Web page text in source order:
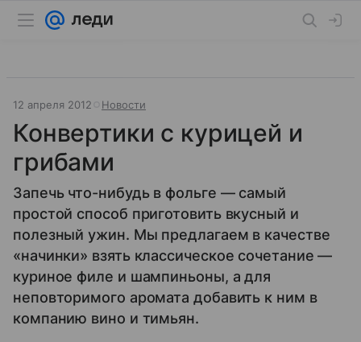
12 апреля 2012 Новости
Конвертики с курицей и
грибами
Запечь что-нибудь в фольге — самый
простой способ приготовить вкусный и
полезный ужин. Мы предлагаем в качестве
«начинки» взять классическое сочетание —
куриное филе и шампиньоны, а для
неповторимого аромата добавить к ним в
компанию вино и тимьян.